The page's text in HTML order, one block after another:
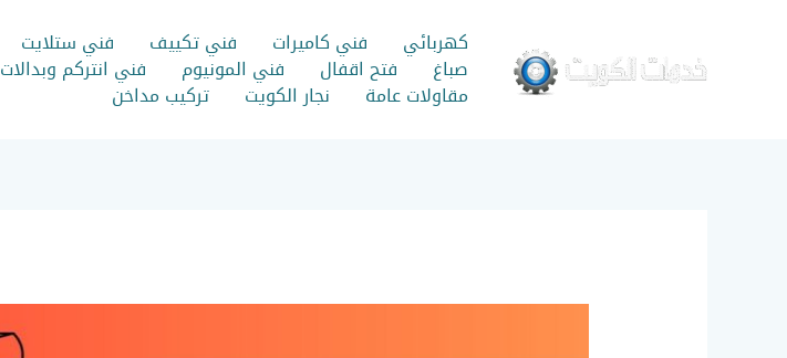
كهربائي فني كاميرات فني تكييف فني ستلايت
صباغ فتح اقفال فني المونيوم فني انتركم وبدالات
مقاولات عامة نجار الكويت تركيب مداخن